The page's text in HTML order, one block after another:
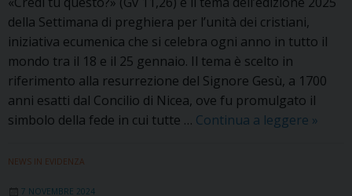
al
Bearzi
Udine
della Settimana di preghiera per l’unità dei cristiani,
iniziativa ecumenica che si celebra ogni anno in tutto il
mondo tra il 18 e il 25 gennaio. Il tema è scelto in
riferimento alla resurrezione del Signore Gesù, a 1700
anni esatti dal Concilio di Nicea, ove fu promulgato il
simbolo della fede in cui tutte … Continua a leggere «Credi
»
NEWS IN EVIDENZA
7 NOVEMBRE 2024